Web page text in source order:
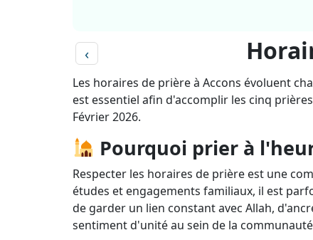
‹
Les horaires de prière à Accons évoluent
est essentiel afin d'accomplir les cinq
Février 2026.
Pourquoi prier à
Respecter les horaires de prière est une
études et engagements familiaux, il est
de garder un lien constant avec Allah,
sentiment d'unité au sein de la